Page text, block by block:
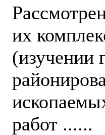
их
(изучении
работ ......